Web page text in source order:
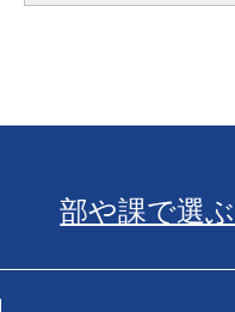
部や課で選ぶ